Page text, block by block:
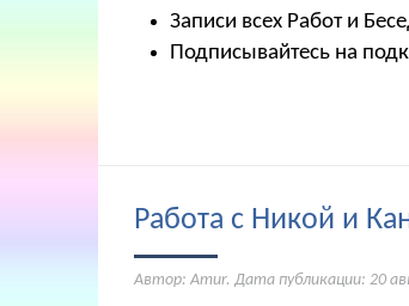
Записи всех Работ и
Подписывайтесь на
Работа с Никой и
Автор: Amur. Дата публикации: 20